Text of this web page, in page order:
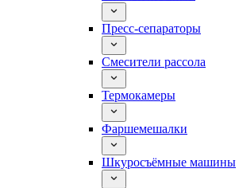
Пресс-сепараторы
Смесители рассола
Термокамеры
Фаршемешалки
Шкуросъёмные машины